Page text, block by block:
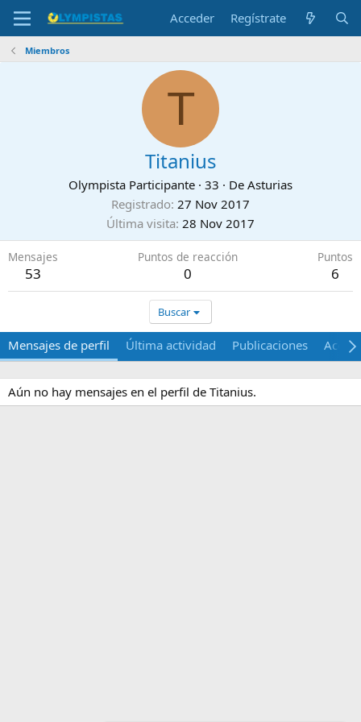
Acceder Regístrate
Miembros
T
Titanius
Olympista Participante · 33 · De Asturias
Registrado 27 Nov 2017
Última visita 28 Nov 2017
Mensajes
53
Puntos de reacción
0
Puntos
6
Buscar
Mensajes de perfil Última actividad Publicaciones Acerca
Aún no hay mensajes en el perfil de Titanius.